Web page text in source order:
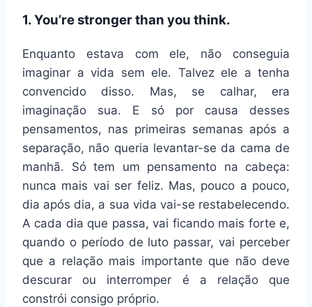
1. You’re stronger than you think.
Enquanto estava com ele, não conseguia
imaginar a vida sem ele. Talvez ele a tenha
convencido disso. Mas, se calhar, era
imaginação sua. E só por causa desses
pensamentos, nas primeiras semanas após a
separação, não queria levantar-se da cama de
manhã. Só tem um pensamento na cabeça:
nunca mais vai ser feliz. Mas, pouco a pouco,
dia após dia, a sua vida vai-se restabelecendo.
A cada dia que passa, vai ficando mais forte e,
quando o período de luto passar, vai perceber
que a relação mais importante que não deve
descurar ou interromper é a relação que
constrói consigo próprio.